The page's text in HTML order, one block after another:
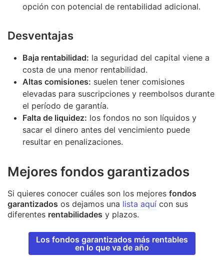
opción con potencial de rentabilidad adicional.
Desventajas
Baja rentabilidad: la seguridad del capital viene a
costa de una menor rentabilidad.
Altas comisiones: suelen tener comisiones
elevadas para suscripciones y reembolsos durante
el período de garantía.
Falta de liquidez: los fondos no son líquidos y
sacar el dinero antes del vencimiento puede
resultar en penalizaciones.
Mejores fondos garantizados
Si quieres conocer cuáles son los mejores fondos
garantizados os dejamos una lista aquí con sus
diferentes rentabilidades y plazos.
Los fondos garantizados más rentables
en lo que va de año